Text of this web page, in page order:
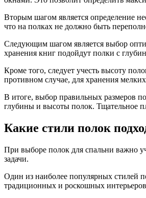
Вторым шагом является определение
что на полках не должно быть
Следующим шагом является выбор
хранения книг подойдут полки с
Кроме того, следует учесть высоту
противном случае, для хранения
В итоге, выбор правильных размеров
глубины и высоты полок. Тщательное
Какие стили полок
При выборе полок для спальни важно
задачи.
Один из наиболее популярных стилей
традиционных и роскошных